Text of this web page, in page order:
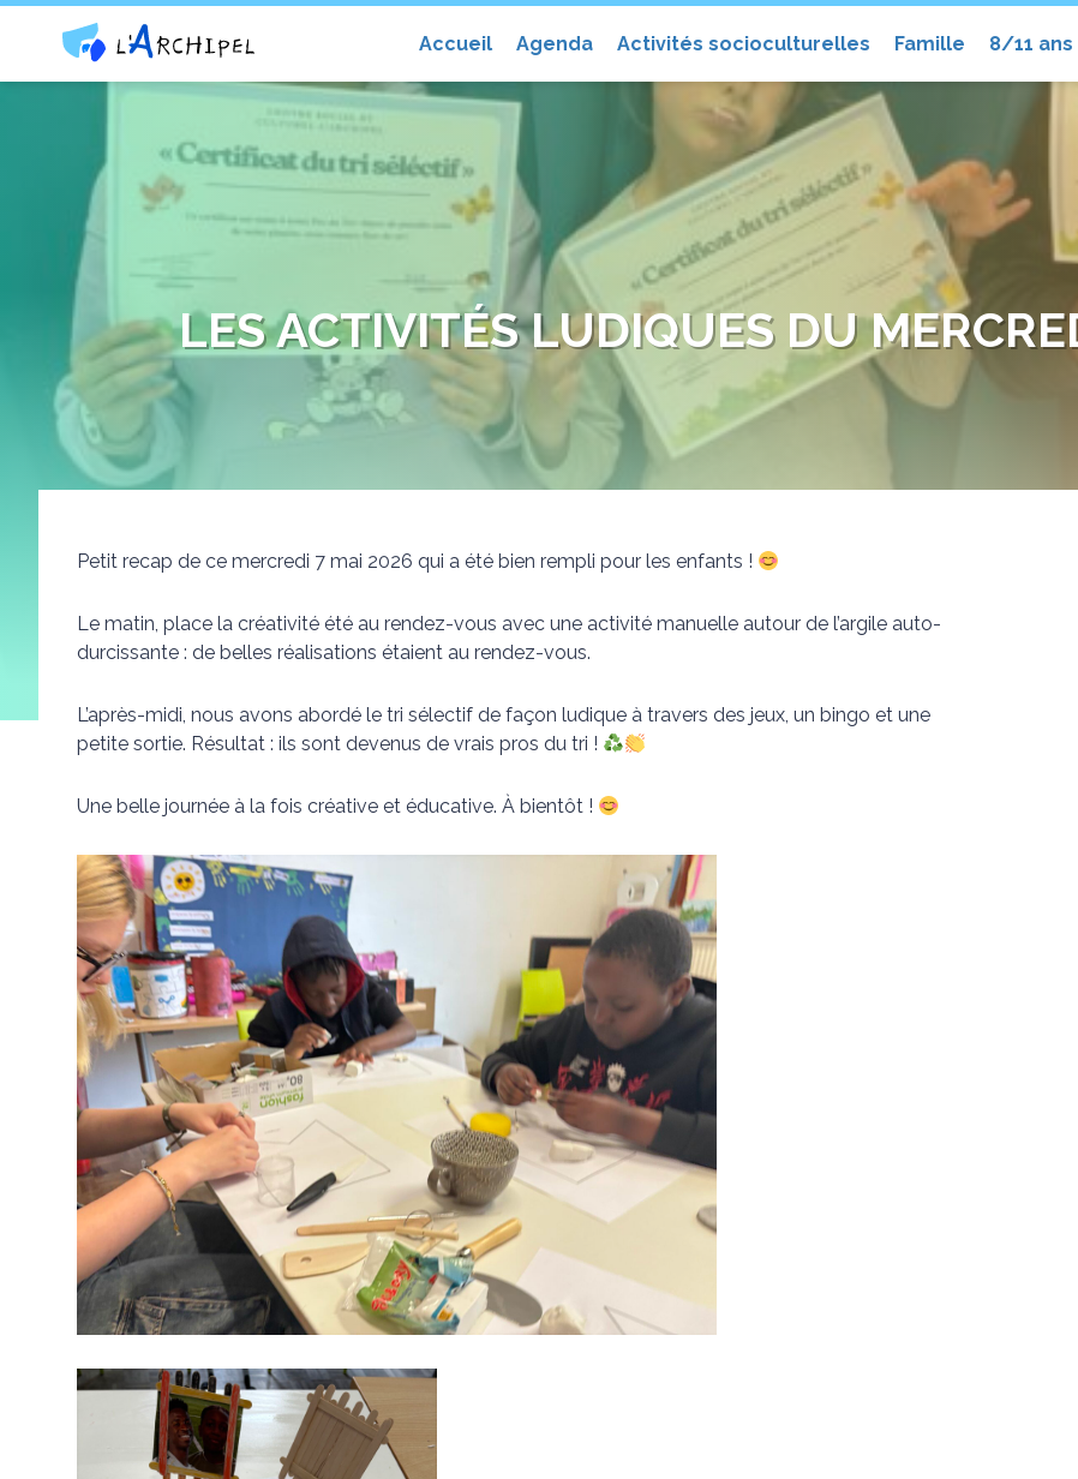
Accueil Agenda Activités socioculturelles Famille 8/11 ans
Centre social et culturel l'Archipel
LES ACTIVITÉS LUDIQUES DU
Petit recap de ce mercredi 7 mai 2026 qui a été bien rempli pour les enfants !
Le matin, place la créativité été au rendez-vous avec une activité manuelle autour de l’argile auto-
durcissante : de belles réalisations étaient au rendez-vous.
L’après-midi, nous avons abordé le tri sélectif de façon ludique à travers des jeux, un bingo et une
petite sortie. Résultat : ils sont devenus de vrais pros du tri !
Une belle journée à la fois créative et éducative. À bientôt !